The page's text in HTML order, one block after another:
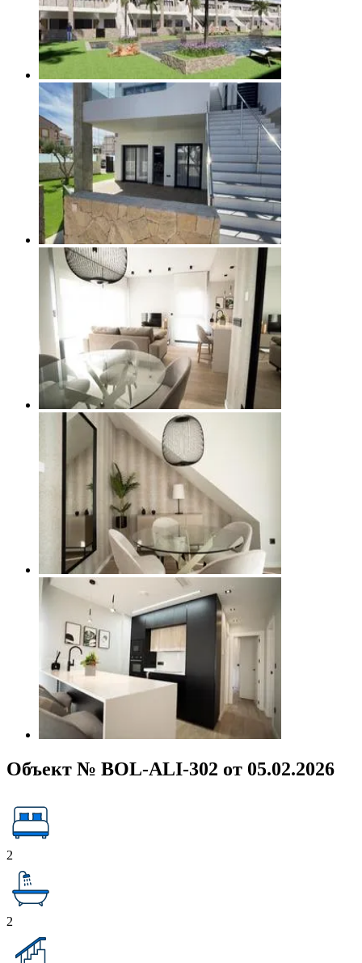
Объект № BOL-ALI-302 от 05.02.2026
2
2